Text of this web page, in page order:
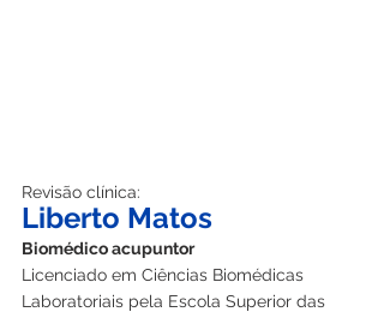
Revisão clínica:
Liberto Matos
Biomédico acupuntor
Licenciado em Ciências Biomédicas
Laboratoriais pela Escola Superior das